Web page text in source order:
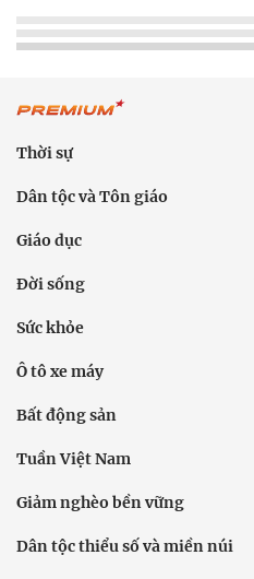
Thời sự
Dân tộc và Tôn giáo
Giáo dục
Đời sống
Sức khỏe
Ô tô xe máy
Bất động sản
Tuần Việt Nam
Giảm nghèo bền vững
Dân tộc thiểu số và miền núi